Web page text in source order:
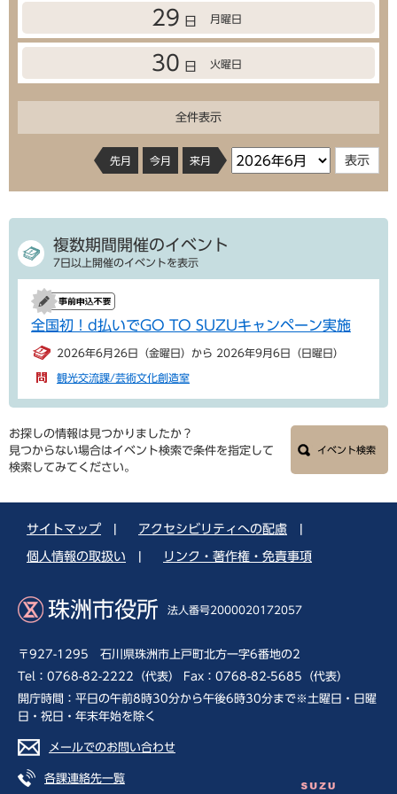
29 日 月曜日
30 日 火曜日
全件表示
先月 今月 来月
複数期間開催のイベント
7日以上開催のイベントを表示
全国初！d払いでGO TO SUZUキャンペーン実施
2026年6月26日（金曜日）から 2026年9月6日（日曜日）
観光交流課/芸術文化創造室
お探しの情報は見つかりましたか？
見つからない場合はイベント検索で条件を指定して
検索してみてください。
イベント検索
サイトマップ アクセシビリティへの配慮
個人情報の取扱い リンク・著作権・免責事項
珠洲市役所 法人番号2000020172057
〒927-1295 石川県珠洲市上戸町北方一字6番地の2
Tel：0768-82-2222（代表） Fax：0768-82-5685（代表）
開庁時間：平日の午前8時30分から午後6時30分まで※土曜日・日曜
日・祝日・年末年始を除く
メールでのお問い合わせ
各課連絡先一覧